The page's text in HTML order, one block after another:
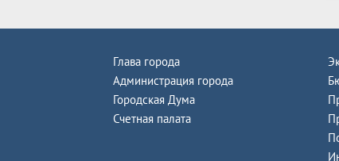
Глава города
Администрация города
Городская Дума
Счетная палата